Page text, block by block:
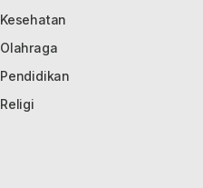
Kesehatan
Olahraga
Pendidikan
Religi